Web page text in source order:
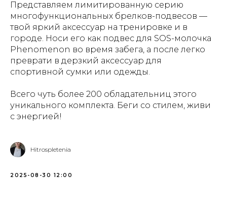
Представляем лимитированную серию
многофункциональных брелков-подвесов —
твой яркий аксессуар на тренировке и в
городе. Носи его как подвес для SOS-молочка
Phenomenon во время забега, а после легко
преврати в дерзкий аксессуар для
спортивной сумки или одежды.
Всего чуть более 200 обладательниц этого
уникального комплекта. Беги со стилем, живи
с энергией!
Hitrospletenia
2025-08-30 12:00